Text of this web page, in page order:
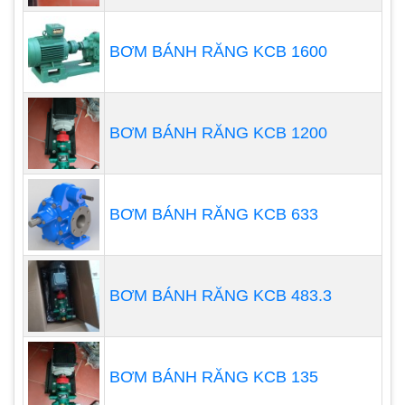
lượng sẽ được tắt.
BƠM BÁNH RĂNG KCB 1600
BƠM BÁNH RĂNG KCB 1200
BƠM BÁNH RĂNG KCB 633
BƠM BÁNH RĂNG KCB 483.3
BƠM BÁNH RĂNG KCB 135